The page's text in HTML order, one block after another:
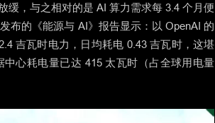
缓，与之相对的是 AI 算力需求每 3.4 个月便
布的《能源与 AI》报告显示：以 OpenAI 的
吉瓦时电力，日均耗电 0.43 吉瓦时，这堪
心耗电量已达 415 太瓦时（占全球用电量